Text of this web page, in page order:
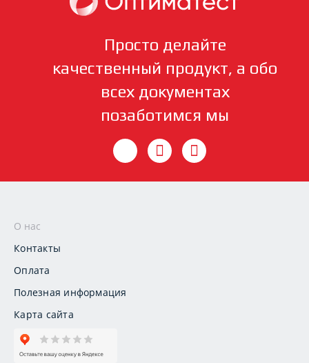
Просто делайте
качественный продукт, а обо
всех документах
позаботимся мы
О нас
Контакты
Оплата
Полезная информация
Карта сайта